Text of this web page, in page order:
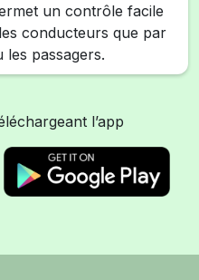
un contrôle facile
conducteurs que par
les passagers.
l’app